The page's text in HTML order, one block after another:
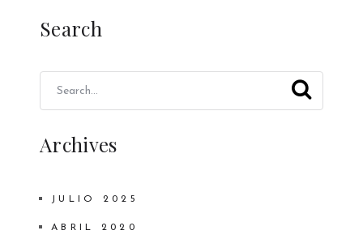
Search
Archives
JULIO 2025
ABRIL 2020